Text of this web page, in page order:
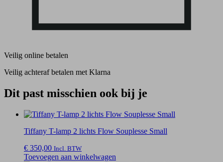
Veilig online betalen
Veilig achteraf betalen met Klarna
Dit past misschien ook bij je
Tiffany T-lamp 2 lichts Flow Souplesse Small
€ 350,00 Incl. BTW
Toevoegen aan winkelwagen